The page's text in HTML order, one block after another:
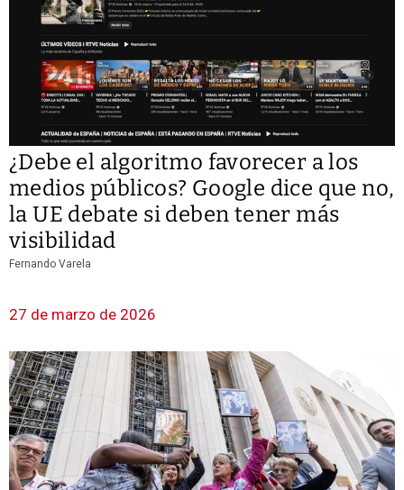
¿Debe el algoritmo favorecer a los
medios públicos? Google dice que no,
la UE debate si deben tener más
visibilidad
Fernando Varela
27 de marzo de 2026